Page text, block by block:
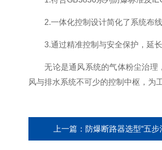
2.一体化控制设计简化了系统布线
3.通过精准控制与安全保护，延长
无论是通风系统的气体粉尘治理
风与排水系统不可少的控制中枢，为
上一篇： 防爆断路器选型“五步